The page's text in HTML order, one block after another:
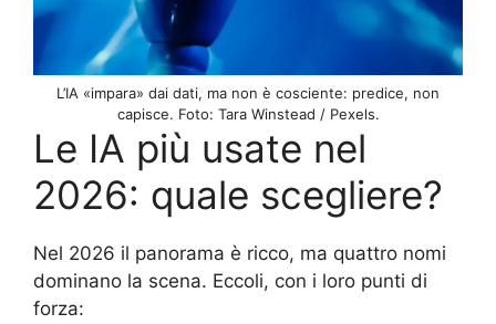
L’IA «impara» dai dati, ma non è cosciente: predice, non
capisce. Foto: Tara Winstead / Pexels.
Le IA più usate nel
2026: quale scegliere?
Nel 2026 il panorama è ricco, ma quattro nomi
dominano la scena. Eccoli, con i loro punti di
forza: